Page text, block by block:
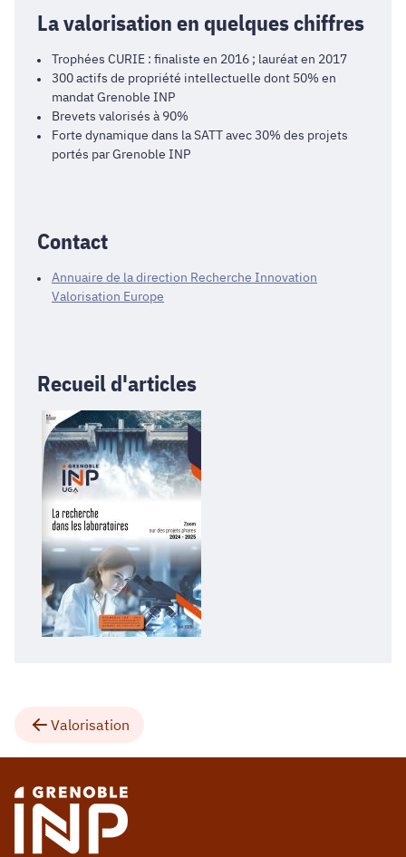
La valorisation en quelques chiffres
Trophées CURIE : finaliste en 2016 ; lauréat en 2017
300 actifs de propriété intellectuelle dont 50% en
mandat Grenoble INP
Brevets valorisés à 90%
Forte dynamique dans la SATT avec 30% des projets
portés par Grenoble INP
Contact
Annuaire de la direction Recherche Innovation
Valorisation Europe
Recueil d'articles
Valorisation